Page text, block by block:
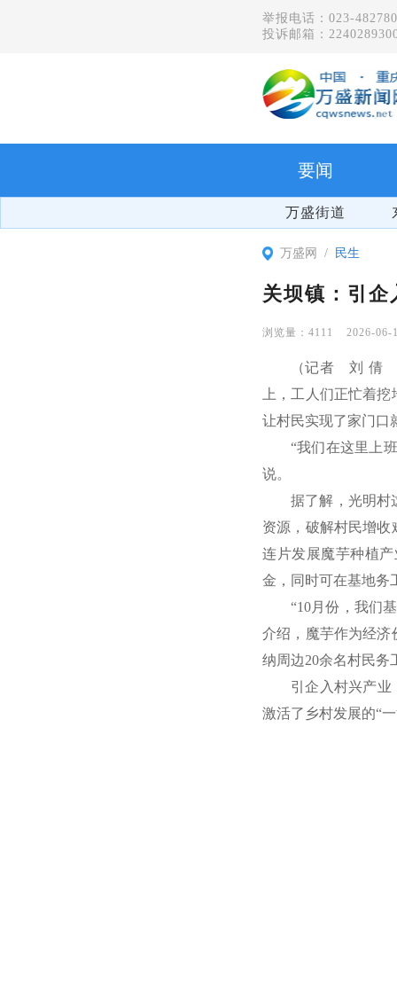
举报电话：023-
投诉邮箱：
要闻
万盛街道
万盛网 民生
关坝镇：引
4111 2026-06-
（记者 刘 倩
上，工人们正忙着
让村民实现了家门口
“我们在这里上
说。
据了解，光明村
资源，破解村民增收
连片发展魔芋种植
金，同时可在基地务
“10月份，我们
介绍，魔芋作为经济
纳周边20余名村民务
引企入村兴产业
激活了乡村发展的“